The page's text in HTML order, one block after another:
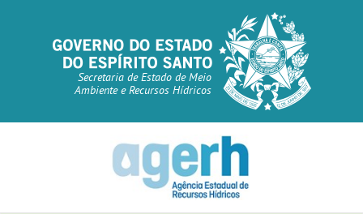
Secretaria de Estado de Meio
Ambiente e Recursos Hídricos